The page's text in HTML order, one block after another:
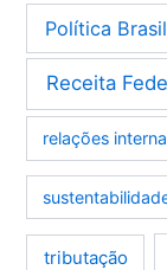
Política
Receita
relações
tributação